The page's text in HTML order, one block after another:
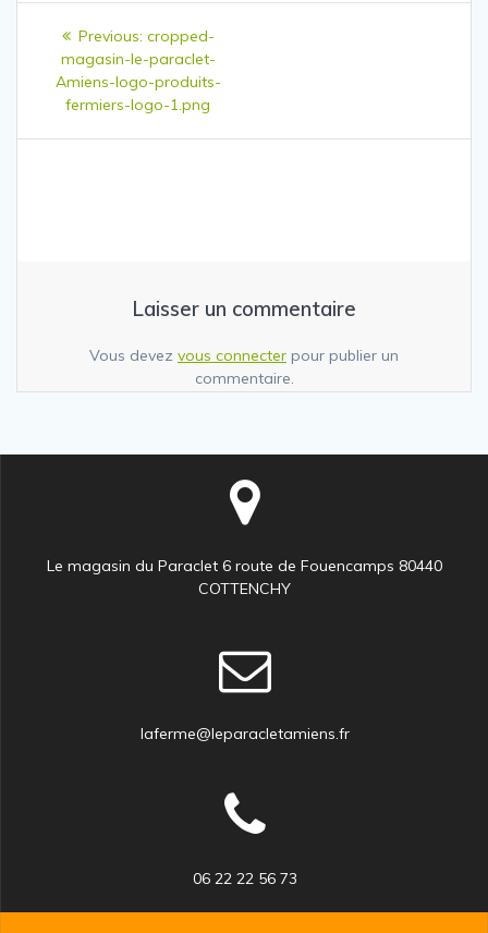
Navigation
l’article
Previous: Previous
post:
cropped-
magasin-le-paraclet-
Amiens-logo-produits-
fermiers-logo-1.png
Laisser un commentaire
Vous devez vous connecter pour publier un
commentaire.
Le magasin du Paraclet 6 route de Fouencamps 80440
COTTENCHY
laferme@leparacletamiens.fr
06 22 22 56 73